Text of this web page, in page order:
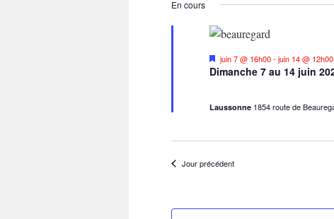
juin
une
date.
En cours
Dimanche 7 au 14 juin
Mis
en
avant
juin 7 @ 16h00- juin 14 @ 12h00
Laussonne 1854 route de
Jour précédent